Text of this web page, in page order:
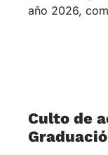
13/01/2026